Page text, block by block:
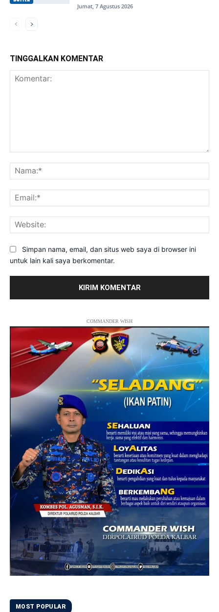
Jumat, 7 Agustus 2026
TINGGALKAN KOMENTAR
Simpan nama, email, dan situs web saya di browser ini
untuk lain kali saya berkomentar.
COMMANDER WISH
MOST POPULAR